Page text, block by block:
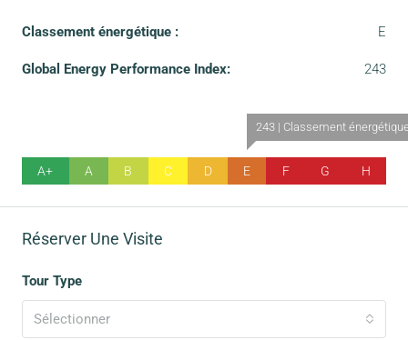
Classement énergétique : E
Global Energy Performance Index: 243
A+ A B C D
243 | Classement
E F G H
Réserver Une Visite
Tour Type
Sélectionner